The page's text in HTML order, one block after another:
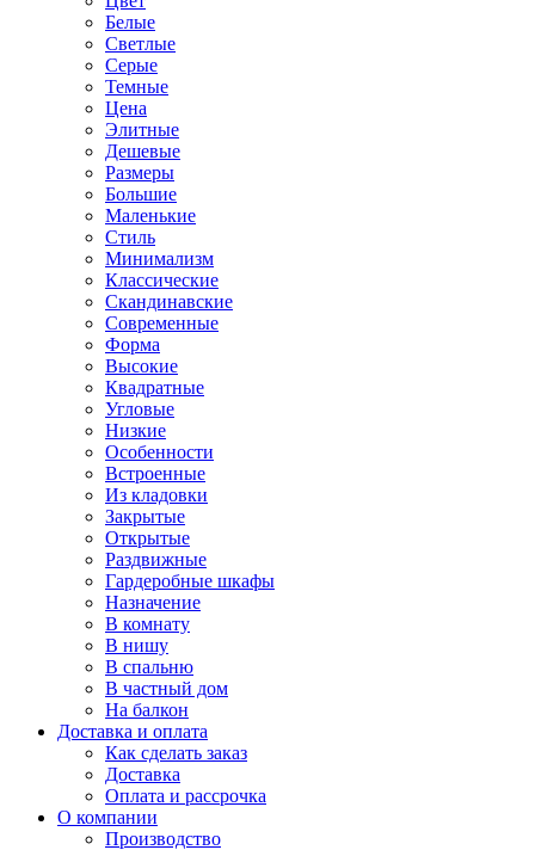
Белые
Светлые
Серые
Темные
Цена
Элитные
Дешевые
Размеры
Большие
Маленькие
Стиль
Минимализм
Классические
Скандинавские
Современные
Форма
Высокие
Квадратные
Угловые
Низкие
Особенности
Встроенные
Из кладовки
Закрытые
Открытые
Раздвижные
Гардеробные шкафы
Назначение
В комнату
В нишу
В спальню
В частный дом
На балкон
Доставка и оплата
Как сделать заказ
Доставка
Оплата и рассрочка
О компании
Производство